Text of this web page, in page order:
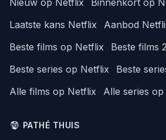
Laatste kans Netflix
Aanbod
Beste films op Netflix
Beste films
Beste series op Netflix
Beste
Alle films op Netflix
Alle series
PATHÉ THUIS